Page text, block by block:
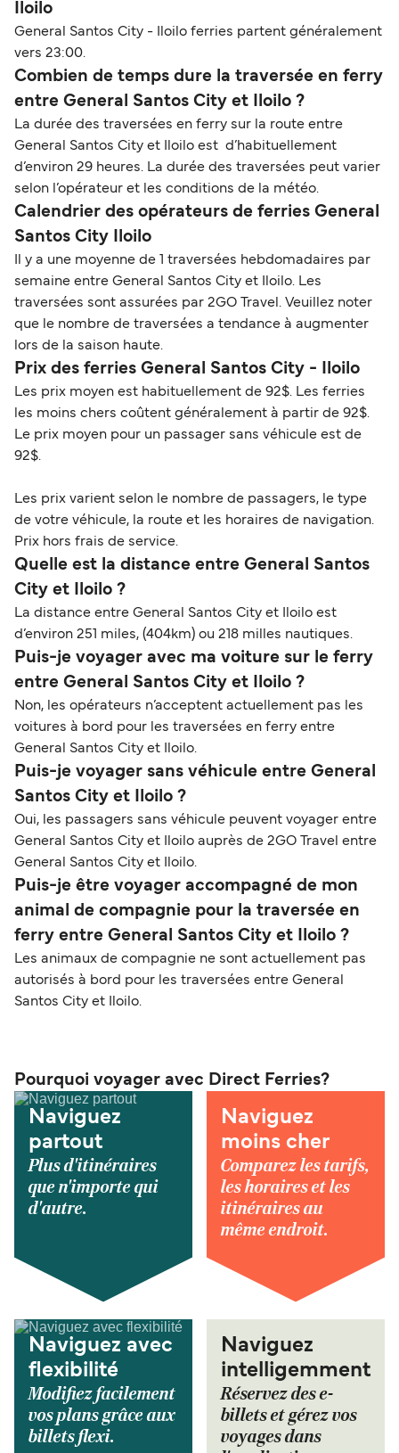
Iloilo
General Santos City - Iloilo ferries partent généralement
vers 23:00.
Combien de temps dure la traversée en ferry
entre General Santos City et Iloilo ?
La durée des traversées en ferry sur la route entre
General Santos City et Iloilo est d’habituellement
d’environ 29 heures. La durée des traversées peut varier
selon l’opérateur et les conditions de la météo.
Calendrier des opérateurs de ferries General
Santos City Iloilo
Il y a une moyenne de 1 traversées hebdomadaires par
semaine entre General Santos City et Iloilo. Les
traversées sont assurées par 2GO Travel. Veuillez noter
que le nombre de traversées a tendance à augmenter
lors de la saison haute.
Prix des ferries General Santos City - Iloilo
Les prix moyen est habituellement de 92$. Les ferries
les moins chers coûtent généralement à partir de 92$.
Le prix moyen pour un passager sans véhicule est de
92$.
Les prix varient selon le nombre de passagers, le type
de votre véhicule, la route et les horaires de navigation.
Prix hors frais de service.
Quelle est la distance entre General Santos
City et Iloilo ?
La distance entre General Santos City et Iloilo est
d’environ 251 miles, (404km) ou 218 milles nautiques.
Puis-je voyager avec ma voiture sur le ferry
entre General Santos City et Iloilo ?
Non, les opérateurs n’acceptent actuellement pas les
voitures à bord pour les traversées en ferry entre
General Santos City et Iloilo.
Puis-je voyager sans véhicule entre General
Santos City et Iloilo ?
Oui, les passagers sans véhicule peuvent voyager entre
General Santos City et Iloilo auprès de 2GO Travel entre
General Santos City et Iloilo.
Puis-je être voyager accompagné de mon
animal de compagnie pour la traversée en
ferry entre General Santos City et Iloilo ?
Les animaux de compagnie ne sont actuellement pas
autorisés à bord pour les traversées entre General
Santos City et Iloilo.
Pourquoi voyager avec Direct Ferries?
Naviguez
partout
Plus d'itinéraires
que n'importe qui
d'autre.
Naviguez
moins cher
Comparez les tarifs,
les horaires et les
itinéraires au
même endroit.
Naviguez avec
flexibilité
Modifiez facilement
vos plans grâce aux
billets flexi.
Naviguez
intelligemment
Réservez des e-
billets et gérez vos
voyages dans